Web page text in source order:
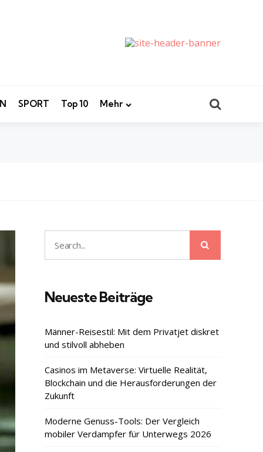
SPORT Top 10 Mehr
Search
for:
Neueste Beiträge
Männer-Reisestil: Mit dem Privatjet diskret
und stilvoll abheben
Casinos im Metaverse: Virtuelle Realität,
Blockchain und die Herausforderungen der
Zukunft
Moderne Genuss-Tools: Der Vergleich
mobiler Verdampfer für Unterwegs 2026